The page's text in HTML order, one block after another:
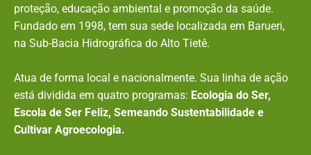
proteção, educação ambiental e promoção da saúde.
Fundado em 1998, tem sua sede localizada em Barueri,
na Sub-Bacia Hidrográfica do Alto Tietê.
Atua de forma local e nacionalmente. Sua linha de ação
está dividida em quatro programas: Ecologia do Ser,
Escola de Ser Feliz, Semeando Sustentabilidade e
Cultivar Agroecologia.